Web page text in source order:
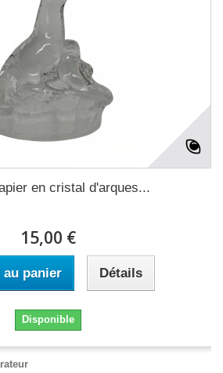
en cristal d'arques...
15,00 €
panier Détails
Disponible